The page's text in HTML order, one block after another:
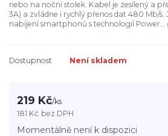
nebo na noční stolek. Kabel je zesílený a
3A) a zvládne i rychlý přenos dat 480 Mb/s.
nabíjení smartphonů s technologií Power...
Dostupnost Není skladem
219 Kč/ks
181 Kč bez DPH
Momentálně není k dispozici